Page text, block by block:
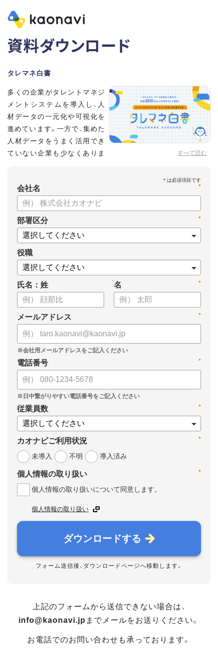
資料ダウンロード
タレマネ白書
すべて読む
多くの企業がタレントマネジ
メントシステムを導入し、人
材データの一元化や可視化を
進めています。一方で、集めた
人材データをうまく活用でき
ていない企業も少なくありま
こうした実情をふまえ、システム導入有無に留まらず、活用状
況や成果を明らかにすべく調査いたしました。
【資料の内容】
・タレントマネジメント推進の事業戦略貢献度
・タレントマネジメントシステム導入の手応え
・人事担当者以外でのカオナビ利用比率
これからのタレントマネジメントが目指すべき指針の参考と
して、ぜひお役立てください。
*
会社名
*
部署区分
役職
氏名：姓 *
名
*
メールアドレス
*
電話番号
*
従業員数
*
カオナビご利用状況
未導入
不明 導入済み
*
個人情報の取り扱い
個人情報の取り扱いについて同意します。
個人情報の取り扱い
ダウンロードする
フォーム送信後、ダウンロードページへ移動します。
上記のフォームから送信できない場合は、
info@kaonavi.jp までメールをお送りください。
お電話でのお問い合わせも承っております。